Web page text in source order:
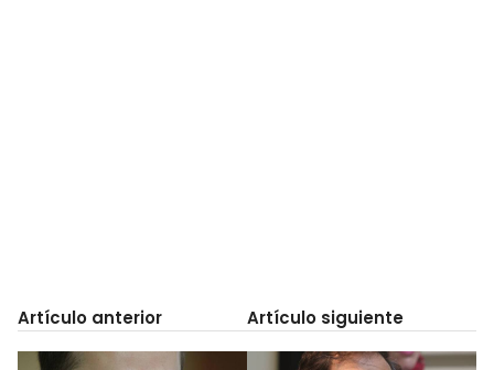
Artículo anterior Artículo siguiente